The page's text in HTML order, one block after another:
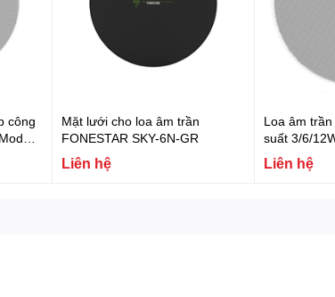
công
Mặt lưới cho loa âm trần
FONESTAR SKY-6N-GR
Liên hệ
Loa âm
suất 3/6/
SKY-5T
Liên hệ